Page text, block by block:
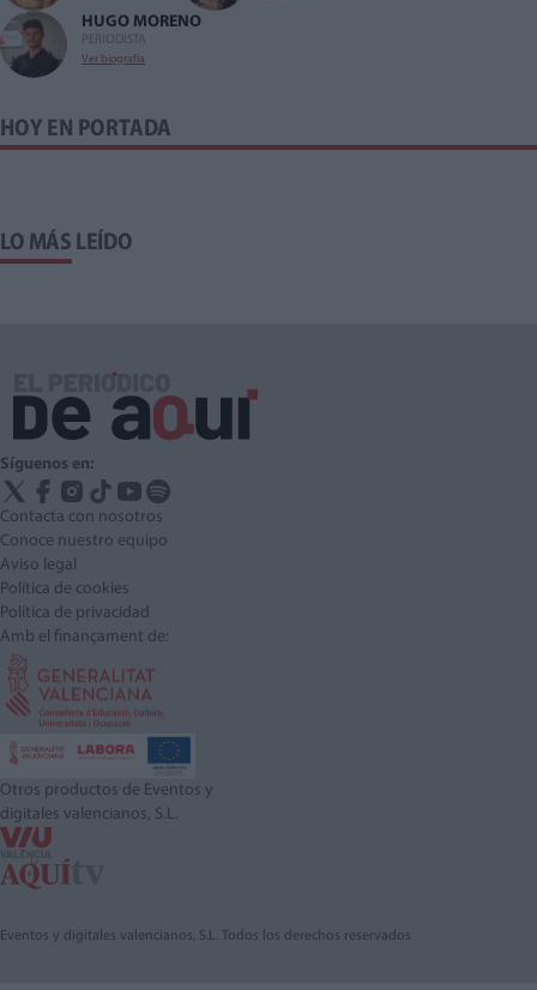
HUGO MORENO
PERIODISTA
Ver biografía
HOY EN PORTADA
LO MÁS LEÍDO
Síguenos en:
Contacta con nosotros
Conoce nuestro equipo
Aviso legal
Política de cookies
Política de privacidad
Amb el finançament de:
Otros productos de Eventos y
digitales valencianos, S.L.
Eventos y digitales valencianos, S.L. Todos los derechos reservados